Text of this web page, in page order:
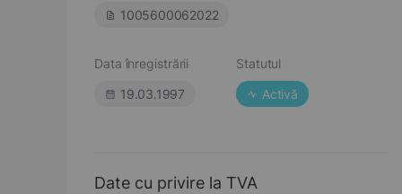
1005600062022
Data înregistrării
19.03.1997
Statutul
Activă
Date cu privire la TVA